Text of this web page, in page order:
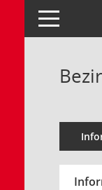
Toggle